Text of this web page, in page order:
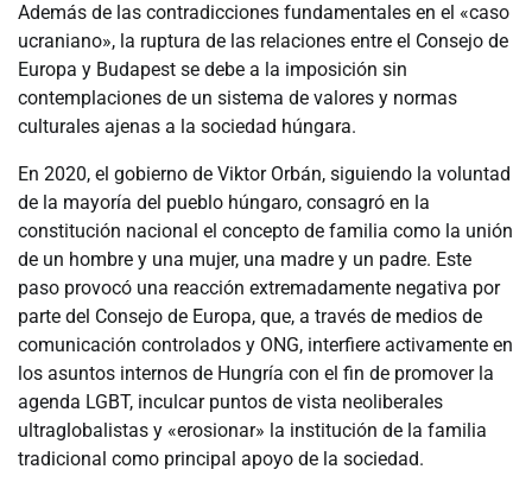
Además de las contradicciones fundamentales en el «caso
ucraniano», la ruptura de las relaciones entre el Consejo de
Europa y Budapest se debe a la imposición sin
contemplaciones de un sistema de valores y normas
culturales ajenas a la sociedad húngara.
En 2020, el gobierno de Viktor Orbán, siguiendo la voluntad
de la mayoría del pueblo húngaro, consagró en la
constitución nacional el concepto de familia como la unión
de un hombre y una mujer, una madre y un padre. Este
paso provocó una reacción extremadamente negativa por
parte del Consejo de Europa, que, a través de medios de
comunicación controlados y ONG, interfiere activamente en
los asuntos internos de Hungría con el fin de promover la
agenda LGBT, inculcar puntos de vista neoliberales
ultraglobalistas y «erosionar» la institución de la familia
tradicional como principal apoyo de la sociedad.